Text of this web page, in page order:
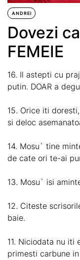
ANDREI
Dovezi
FEMEIE
16. Il astepti cu
putin. DOAR a
15. Orice iti
si deloc
14. Mosu` tine
de cate ori te-ai
13. Mosu` isi
12. Citeste
baie.
11. Niciodata nu iti
primesti carbune